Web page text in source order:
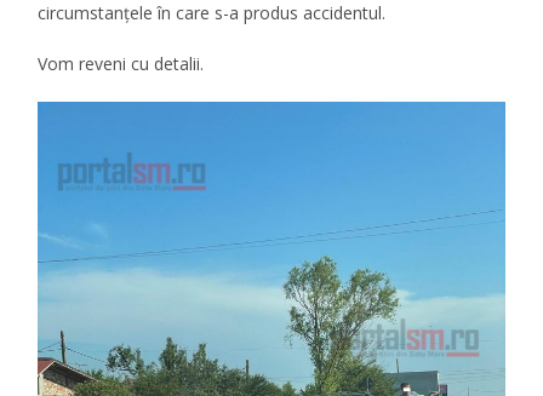
circumstanțele în care s-a produs accidentul.
Vom reveni cu detalii.